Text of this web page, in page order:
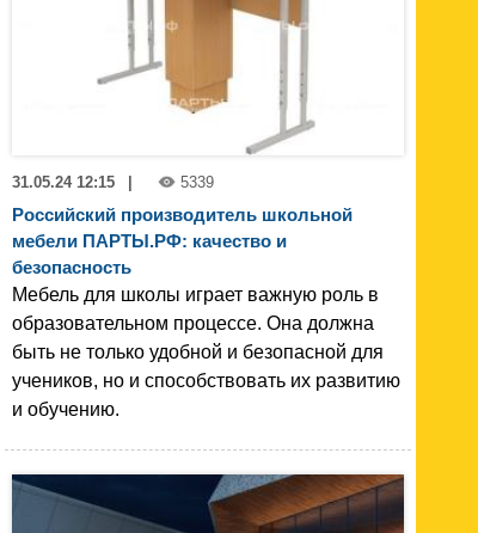
31.05.24 12:15 | 5339
Российский производитель школьной
мебели ПАРТЫ.РФ: качество и
безопасность
Мебель для школы играет важную роль в
образовательном процессе. Она должна
быть не только удобной и безопасной для
учеников, но и способствовать их развитию
и обучению.